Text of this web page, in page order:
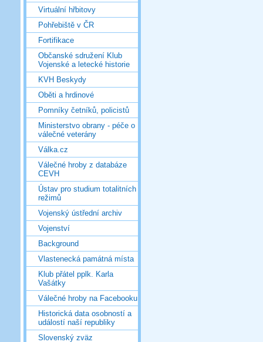
Virtuální hřbitovy
Pohřebiště v ČR
Fortifikace
Občanské sdružení Klub
Vojenské a letecké historie
KVH Beskydy
Oběti a hrdinové
Pomníky četníků, policistů
Ministerstvo obrany - péče o
válečné veterány
Válka.cz
Válečné hroby z databáze
CEVH
Ústav pro studium totalitních
režimů
Vojenský ústřední archiv
Vojenství
Background
Vlastenecká památná místa
Klub přátel pplk. Karla
Vašátky
Válečné hroby na Facebooku
Historická data osobností a
událostí naší republiky
Slovenský zväz